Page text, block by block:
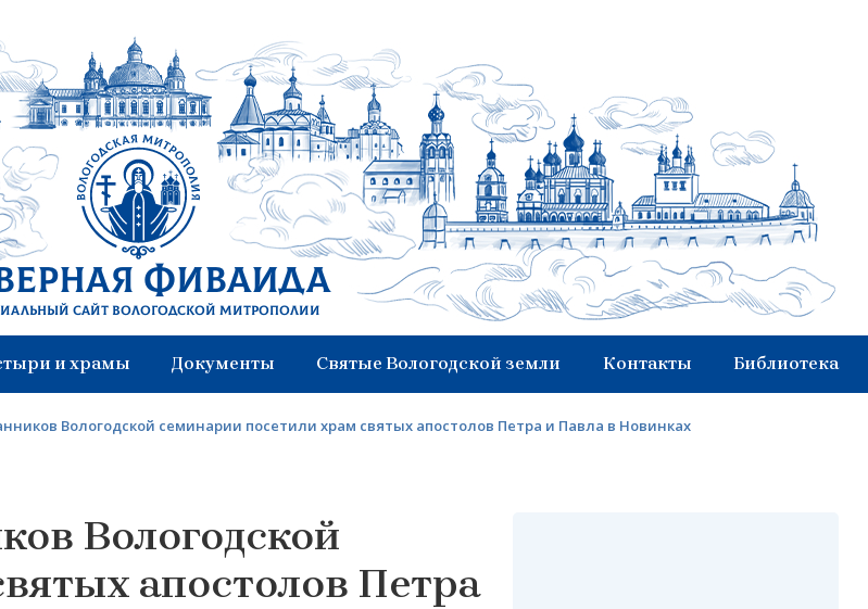
Фиваида
сайт Вологодской митрополии
и храмы Документы Святые Вологодской земли Контакты Библиотека
Вологодской семинарии посетили храм святых апостолов Петра и Павла в Новинках
Вологодской
апостолов Петра